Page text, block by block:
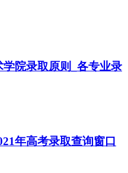
院录取原则_各专业录
年高考录取查询窗口